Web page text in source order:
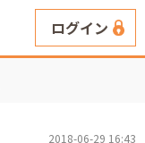
ログイン
2018-06-29 16:43